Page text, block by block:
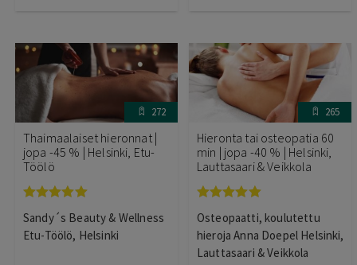
272
Thaimaalaiset hieronnat |
jopa -45 % | Helsinki, Etu-
Töölö
Arvostelu
tuotteesta:
5.00/ 5
Sandy´s Beauty & Wellness
Etu-Töölö, Helsinki
265
Hieronta tai osteopatia 60
min | jopa -40 % | Helsinki,
Lauttasaari & Veikkola
tuotteesta:
5.00/ 5
Osteopaatti, koulutettu
hieroja Anna Doepel Helsinki,
Lauttasaari & Veikkola